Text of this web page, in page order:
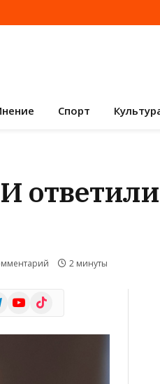
Спорт
2 минуты
YouTube
TikTok